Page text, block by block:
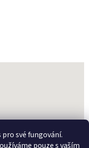
své fungování.
pouze s vaším